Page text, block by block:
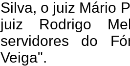
Silva, o juiz Mário
juiz Rodrigo
servidores do
Veiga".